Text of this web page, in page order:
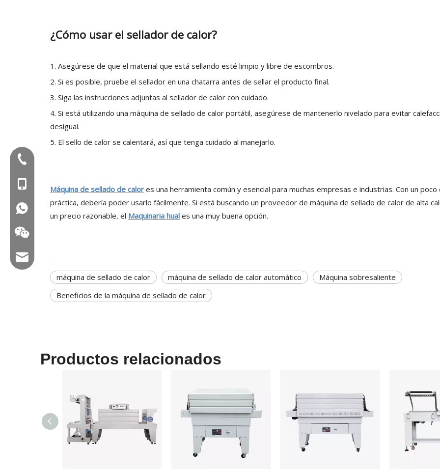
¿Cómo usar el sellador de calor?
1. Asegúrese de que el material que está sellando esté limpio y libre de escombros.
2. Si es posible, pruebe el sellador en una chatarra antes de sellar el producto final.
3. Siga las instrucciones adjuntas al sellador de calor con cuidado.
4. Si está utilizando una máquina de sellado de calor portátil, asegúrese de mantenerlo nivelado para evitar
desigual.
5. El sello de calor se calentará, así que tenga cuidado al manejarlo.
Máquina de sellado de calor es una herramienta común y esencial para muchas empresas e industrias. Con un poco
práctica, debería poder usarlo fácilmente. Si está buscando un proveedor de máquina de sellado de calor de alta
un precio razonable, el Maquinaria hual es una muy buena opción.
máquina de sellado de calor máquina de sellado de calor automático
Máquina sobresaliente
Beneficios de la máquina de sellado de calor
Productos relacionados
WA: 0086 18858715170